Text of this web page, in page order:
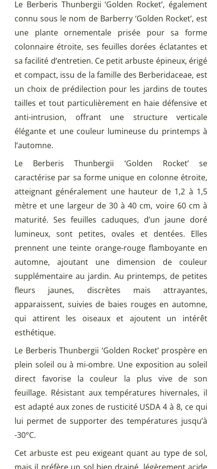
Le Berberis Thunbergii ‘Golden Rocket’, également
connu sous le nom de Barberry ‘Golden Rocket’, est
une plante ornementale prisée pour sa forme
colonnaire étroite, ses feuilles dorées éclatantes et
sa facilité d’entretien. Ce petit arbuste épineux, érigé
et compact, issu de la famille des Berberidaceae, est
un choix de prédilection pour les jardins de toutes
tailles et tout particulièrement en haie défensive et
anti-intrusion, offrant une structure verticale
élégante et une couleur lumineuse du printemps à
l’automne.
Le Berberis Thunbergii ‘Golden Rocket’ se
caractérise par sa forme unique en colonne étroite,
atteignant généralement une hauteur de 1,2 à 1,5
mètre et une largeur de 30 à 40 cm, voire 60 cm à
maturité. Ses feuilles caduques, d’un jaune doré
lumineux, sont petites, ovales et dentées. Elles
prennent une teinte orange-rouge flamboyante en
automne, ajoutant une dimension de couleur
supplémentaire au jardin. Au printemps, de petites
fleurs jaunes, discrètes mais attrayantes,
apparaissent, suivies de baies rouges en automne,
qui attirent les oiseaux et ajoutent un intérêt
esthétique.
Le Berberis Thunbergii ‘Golden Rocket’ prospère en
plein soleil ou à mi-ombre. Une exposition au soleil
direct favorise la couleur la plus vive de son
feuillage. Résistant aux températures hivernales, il
est adapté aux zones de rusticité USDA 4 à 8, ce qui
lui permet de supporter des températures jusqu’à
-30°C.
Cet arbuste est peu exigeant quant au type de sol,